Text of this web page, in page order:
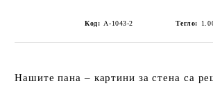
Код: А-1043-2 Тегло:
Нашите пана – картини за стена са